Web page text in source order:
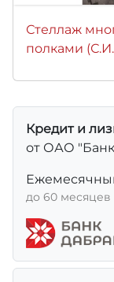
Стеллаж
полками
Кредит и
от ОАО
до 60 месяцев